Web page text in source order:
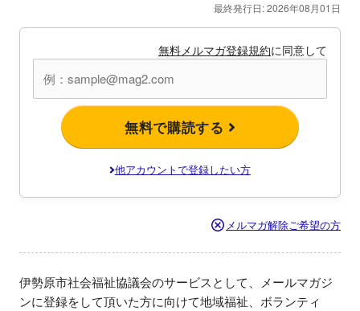
最終発行日: 2026年08月01日
無料メルマガ登録規約に同意して
無料で購読する
他アカウントで登録したい方
メルマガ解除ご希望の方
伊勢原市社会福祉協議会のサービスとして、メールマガジ
ンに登録をして頂いた方に向けて地域福祉、ボランティ